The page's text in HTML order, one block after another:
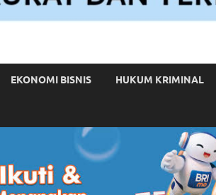
EKONOMI BISNIS HUKUM KRIMINAL